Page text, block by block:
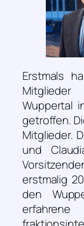
Erstmals
Wuppertal
getroffen.
Mitglieder.
und
erstmalig
den